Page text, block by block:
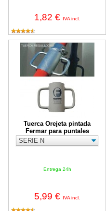
1,82 € IVA incl.
Tuerca Orejeta pintada
Fermar para puntales
Entrega 24h
5,99 € IVA incl.
Tuerca Orejeta pintada Fermar